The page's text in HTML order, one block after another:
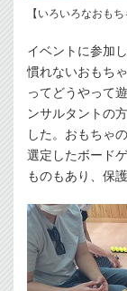
【いろいろなおもち
イベントに参加
慣れないおもち
ってどうやって
ンサルタントの
した。おもちゃ
選定したボード
ものもあり、保